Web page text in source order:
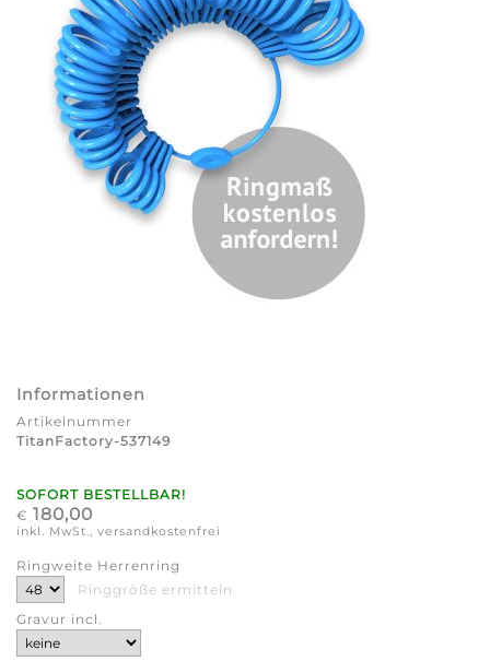
Informationen
Artikelnummer
TitanFactory-537149
SOFORT BESTELLBAR!
€ 180,00
inkl. MwSt., versandkostenfrei
Ringweite Herrenring
Ringgröße ermitteln
Gravur incl.